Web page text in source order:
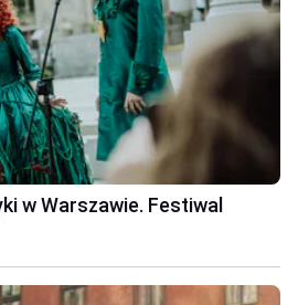
w Warszawie. Festiwal